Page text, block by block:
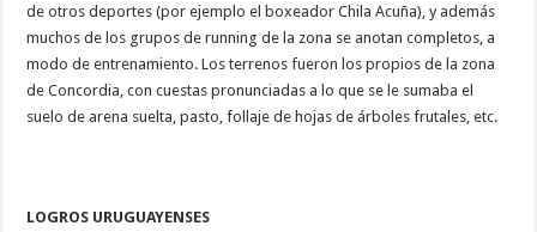
de otros deportes (por ejemplo el boxeador Chila Acuña), y además
muchos de los grupos de running de la zona se anotan completos, a
modo de entrenamiento. Los terrenos fueron los propios de la zona
de Concordia, con cuestas pronunciadas a lo que se le sumaba el
suelo de arena suelta, pasto, follaje de hojas de árboles frutales, etc.
LOGROS URUGUAYENSES